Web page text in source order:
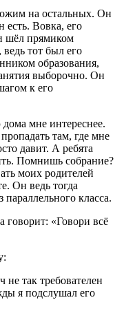
на остальных. Он
есть. Вовка, его
шёл прямиком
тот был его
образования,
выборочно. Он
к его
мне интереснее.
там, где мне
давит. А ребята
Помнишь собрание?
моих родителей
Он ведь тогда
класса.
говорит: «Говори всё
так требователен
я подслушал его